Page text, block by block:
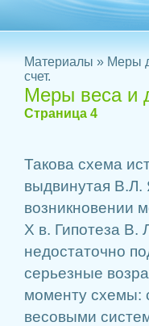
Материалы » Меры
счет.
Меры веса и
Страница 4
Такова схема
выдвинутая
возникновении
X в. Гипотеза В.
недостаточно
серьезные
моменту схемы:
весовыми